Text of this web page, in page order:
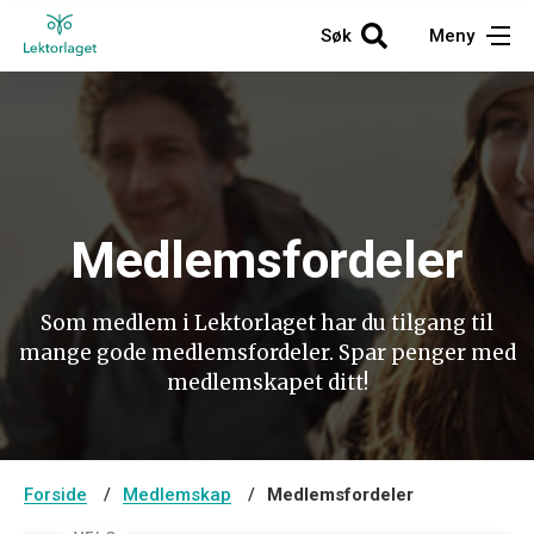
Søk Meny
Medlemsfordeler
Som medlem i Lektorlaget har du tilgang til
mange gode medlemsfordeler. Spar penger med
medlemskapet ditt!
Forside Medlemskap Medlemsfordeler